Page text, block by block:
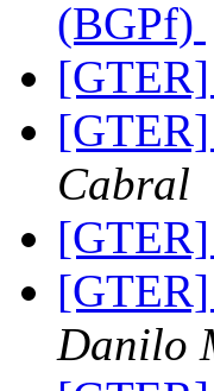
(BGPf)
Cabral
[GTER]
Danilo